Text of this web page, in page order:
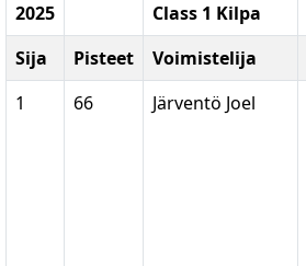
2025
Class 1 Kilpa
Sija
Pisteet Voimistelija
1
66 Järventö Joel